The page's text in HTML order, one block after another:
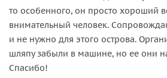
то особенного, он просто хороший
внимательный человек.
и не нужно для этого острова.
шляпу забыли в машине, но ее они
Спасибо!